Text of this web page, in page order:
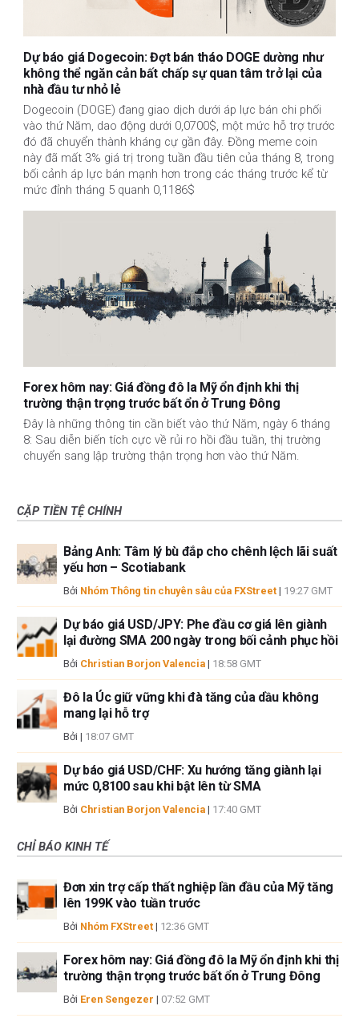
Dự báo giá Dogecoin: Đợt bán tháo DOGE dường như
không thể ngăn cản bất chấp sự quan tâm trở lại của
nhà đầu tư nhỏ lẻ
Dogecoin (DOGE) đang giao dịch dưới áp lực bán chi phối
vào thứ Năm, dao động dưới 0,0700$, một mức hỗ trợ trước
đó đã chuyển thành kháng cự gần đây. Đồng meme coin
này đã mất 3% giá trị trong tuần đầu tiên của tháng 8, trong
bối cảnh áp lực bán mạnh hơn trong các tháng trước kể từ
mức đỉnh tháng 5 quanh 0,1186$
Forex hôm nay: Giá đồng đô la Mỹ ổn định khi thị
trường thận trọng trước bất ổn ở Trung Đông
Đây là những thông tin cần biết vào thứ Năm, ngày 6 tháng
8: Sau diễn biến tích cực về rủi ro hồi đầu tuần, thị trường
chuyển sang lập trường thận trọng hơn vào thứ Năm.
CẶP TIỀN TỆ CHÍNH
Bảng Anh: Tâm lý bù đắp cho chênh lệch lãi suất
yếu hơn – Scotiabank
Bởi Nhóm Thông tin chuyên sâu của FXStreet | 19:27 GMT
Dự báo giá USD/JPY: Phe đầu cơ giá lên giành
lại đường SMA 200 ngày trong bối cảnh phục hồi
Bởi Christian Borjon Valencia | 18:58 GMT
Đô la Úc giữ vững khi đà tăng của dầu không
mang lại hỗ trợ
Bởi | 18:07 GMT
Dự báo giá USD/CHF: Xu hướng tăng giành lại
mức 0,8100 sau khi bật lên từ SMA
Bởi Christian Borjon Valencia | 17:40 GMT
CHỈ BÁO KINH TẾ
Đơn xin trợ cấp thất nghiệp lần đầu của Mỹ tăng
lên 199K vào tuần trước
Bởi Nhóm FXStreet | 12:36 GMT
Forex hôm nay: Giá đồng đô la Mỹ ổn định khi thị
trường thận trọng trước bất ổn ở Trung Đông
Bởi Eren Sengezer | 07:52 GMT